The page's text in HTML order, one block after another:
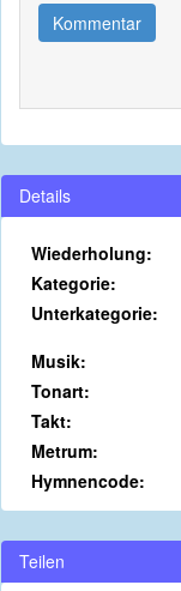
Kommentar
Details
Wiederholung:
Kategorie:
Unterkategorie:
Musik:
Tonart:
Takt:
Metrum:
Hymnencode:
Teilen